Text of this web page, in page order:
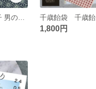
七五三 被布飾り 女の子 男の子│ 被布コートに映える華やかアクセサリー │ 和装小物・髪飾り・入学式や発表会にも
1,800円